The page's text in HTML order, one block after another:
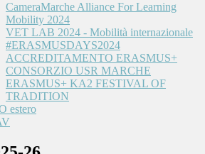
CameraMarche Alliance For Learning
Mobility 2024
VET LAB 2024 - Mobilità internazionale
#ERASMUSDAYS2024
ACCREDITAMENTO ERASMUS+
CONSORZIO USR MARCHE
ERASMUS+ KA2 FESTIVAL OF
TRADITION
estero